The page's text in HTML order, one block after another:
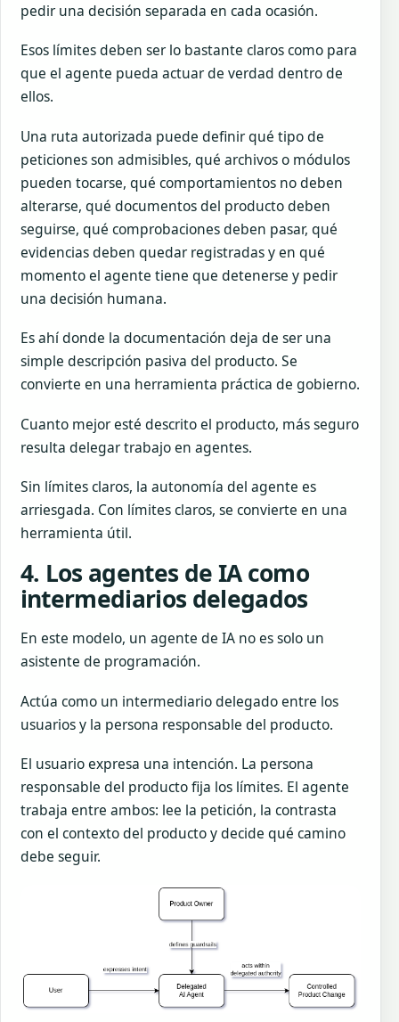
pedir una decisión separada en cada ocasión.
Esos límites deben ser lo bastante claros como para
que el agente pueda actuar de verdad dentro de
ellos.
Una ruta autorizada puede definir qué tipo de
peticiones son admisibles, qué archivos o módulos
pueden tocarse, qué comportamientos no deben
alterarse, qué documentos del producto deben
seguirse, qué comprobaciones deben pasar, qué
evidencias deben quedar registradas y en qué
momento el agente tiene que detenerse y pedir
una decisión humana.
Es ahí donde la documentación deja de ser una
simple descripción pasiva del producto. Se
convierte en una herramienta práctica de gobierno.
Cuanto mejor esté descrito el producto, más seguro
resulta delegar trabajo en agentes.
Sin límites claros, la autonomía del agente es
arriesgada. Con límites claros, se convierte en una
herramienta útil.
4. Los agentes de IA como
intermediarios delegados
En este modelo, un agente de IA no es solo un
asistente de programación.
Actúa como un intermediario delegado entre los
usuarios y la persona responsable del producto.
El usuario expresa una intención. La persona
responsable del producto fija los límites. El agente
trabaja entre ambos: lee la petición, la contrasta
con el contexto del producto y decide qué camino
debe seguir.